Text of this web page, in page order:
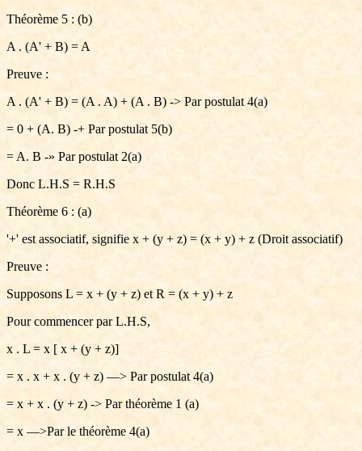
Théorème 5 : (b)
A . (A' + B) = A
Preuve :
A . (A' + B) = (A . A) + (A . B) -> Par postulat 4(a)
= 0 + (A. B) -+ Par postulat 5(b)
= A. B -» Par postulat 2(a)
Donc L.H.S = R.H.S
Théorème 6 : (a)
'+' est associatif, signifie x + (y + z) = (x + y) + z (Droit associatif)
Preuve :
Supposons L = x + (y + z) et R = (x + y) + z
Pour commencer par L.H.S,
x . L = x [ x + (y + z)]
= x . x + x . (y + z) —> Par postulat 4(a)
= x + x . (y + z) -> Par théorème 1 (a)
= x —>Par le théorème 4(a)